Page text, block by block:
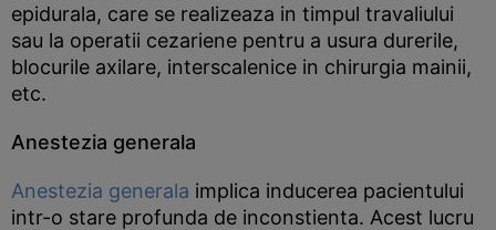
epidurala, care se realizeaza in timpul travaliului
sau la operatii cezariene pentru a usura durerile,
blocurile axilare, interscalenice in chirurgia mainii,
etc.
Anestezia generala
Anestezia generala implica inducerea pacientului
intr-o stare profunda de inconstienta. Acest lucru